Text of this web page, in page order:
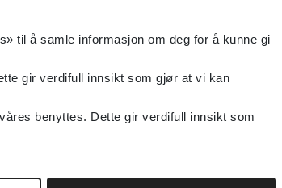
til å samle informasjon om deg for å kunne gi
gir verdifull innsikt som gjør at vi kan
benyttes. Dette gir verdifull innsikt som